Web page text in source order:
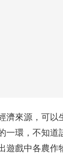
濟來源，可以
一環，不知道
遊戲中各農作